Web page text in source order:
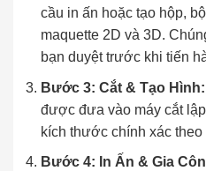
cầu in ấn hoặc tạo hộp,
maquette 2D và 3D.
bạn duyệt trước khi tiến
Bước 3: Cắt & Tạo Hình:
được đưa vào máy cắt
kích thước chính xác theo
Bước 4: In Ấn & Gia